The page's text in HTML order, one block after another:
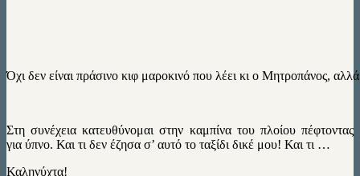
Όχι δεν είναι πράσινο κιφ μαροκινό που λέει κι ο Μητροπάνος,
Στη συνέχεια κατευθύνομαι στην καμπίνα του πλοίου πέφτοντας
για ύπνο. Και τι δεν έζησα σ’ αυτό το ταξίδι δικέ μου! Και τι …
Καληνύχτα!